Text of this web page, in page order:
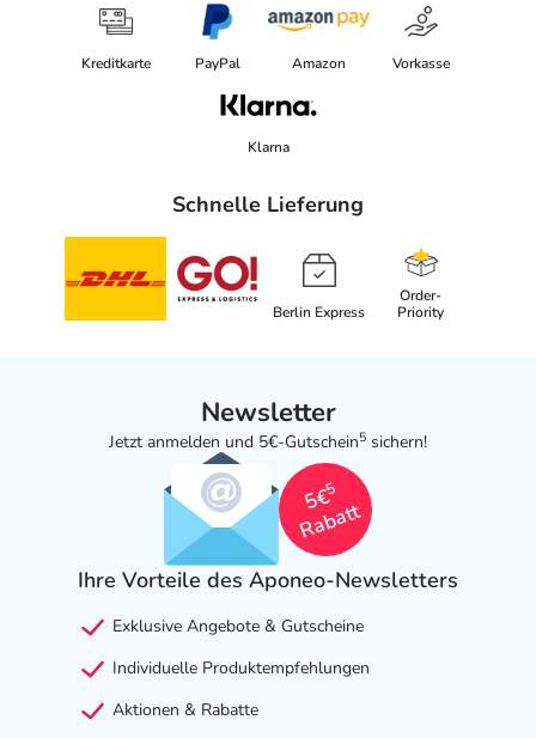
Kreditkarte PayPal Amazon Vorkasse
Klarna
Schnelle Lieferung
Berlin Express
Order-
Priority
Newsletter
Jetzt anmelden und 5€-Gutschein5 sichern!
5€
5
Rabatt
Ihre Vorteile des Aponeo-Newsletters
Exklusive Angebote & Gutscheine
Individuelle Produktempfehlungen
Aktionen & Rabatte